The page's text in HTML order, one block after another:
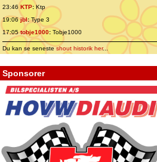
23:46 KTP:Ktp
19:06jbl:Type 3
17:05tobje1000: Tobje1000
Du kan se senesteshout historik her...
Sponsorer